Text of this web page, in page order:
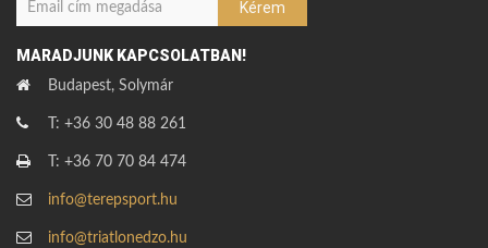
MARADJUNK KAPCSOLATBAN!
Budapest, Solymár
T: +36 30 48 88 261
T: +36 70 70 84 474
info@terepsport.hu
info@triatlonedzo.hu